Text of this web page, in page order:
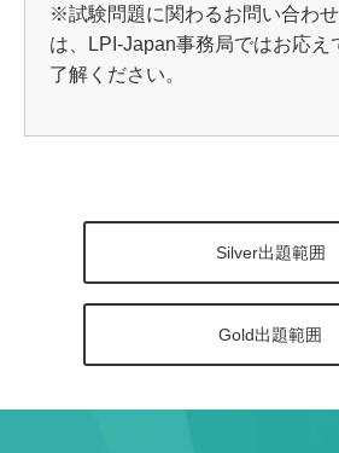
※試験問題に関わるお問い合わ
は、LPI-Japan事務局ではお応え
了解ください。
Silver出題範囲
Gold出題範囲